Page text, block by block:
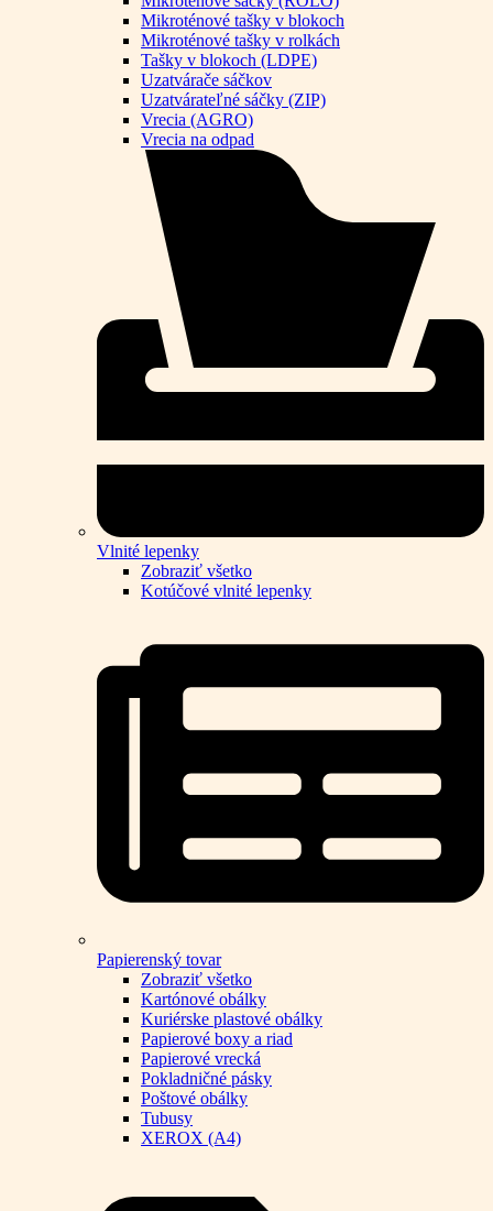
Mikroténové tašky v blokoch
Mikroténové tašky v rolkách
Tašky v blokoch (LDPE)
Uzatvárače sáčkov
Uzatvárateľné sáčky (ZIP)
Vrecia (AGRO)
Vrecia na odpad
Vlnité lepenky
Zobraziť všetko
Kotúčové vlnité lepenky
Papierenský tovar
Zobraziť všetko
Kartónové obálky
Kuriérske plastové obálky
Papierové boxy a riad
Papierové vrecká
Pokladničné pásky
Poštové obálky
Tubusy
XEROX (A4)